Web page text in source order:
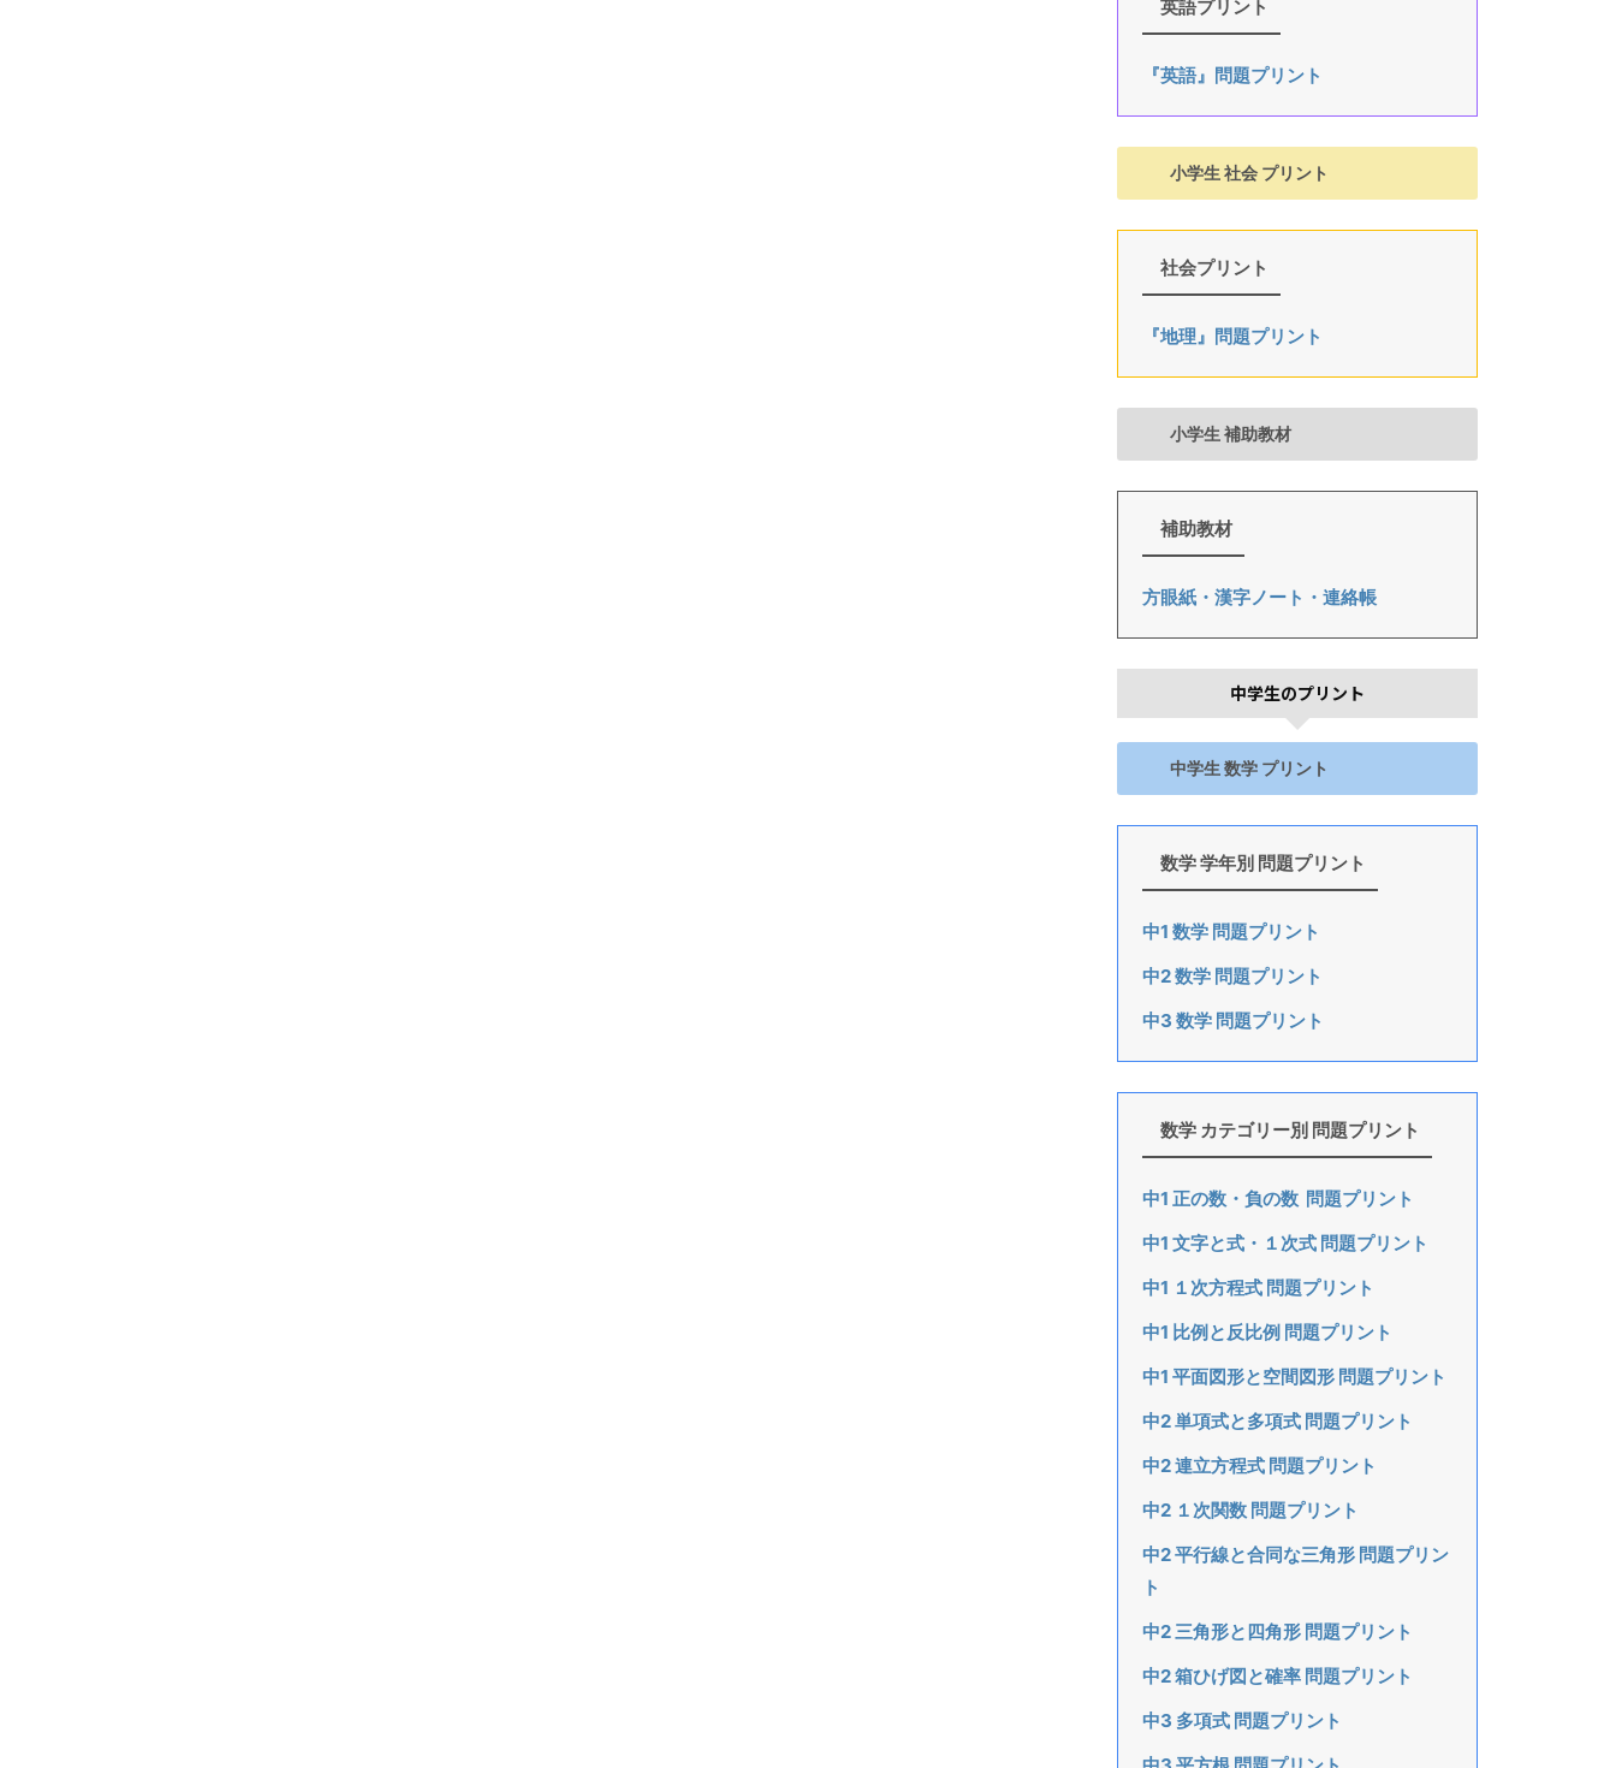
英語プリント
『英語』問題プリント
小学生 社会 プリント
社会プリント
『地理』問題プリント
小学生 補助教材
補助教材
方眼紙・漢字ノート・連絡帳
中学生のプリント
中学生 数学 プリント
数学 学年別 問題プリント
中1 数学 問題プリント
中2 数学 問題プリント
中3 数学 問題プリント
数学 カテゴリー別 問題プリント
中1 正の数・負の数 問題プリント
中1 文字と式・１次式 問題プリント
中1 １次方程式 問題プリント
中1 比例と反比例 問題プリント
中1 平面図形と空間図形 問題プリント
中2 単項式と多項式 問題プリント
中2 連立方程式 問題プリント
中2 １次関数 問題プリント
中2 平行線と合同な三角形 問題プリン
ト
中2 三角形と四角形 問題プリント
中2 箱ひげ図と確率 問題プリント
中3 多項式 問題プリント